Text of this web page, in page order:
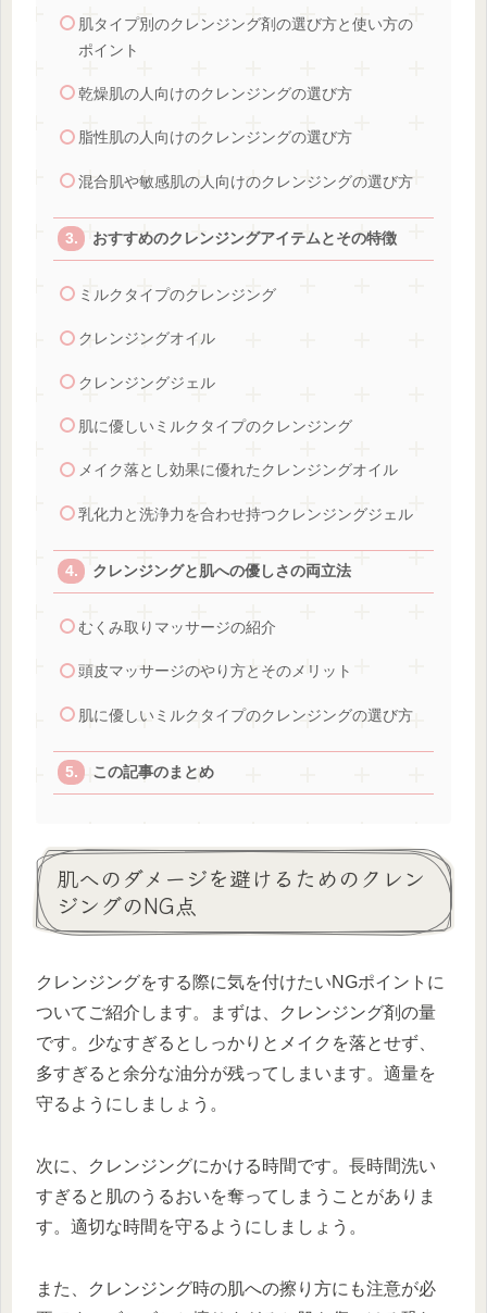
肌タイプ別のクレンジング剤の選び方と使い方の
ポイント
乾燥肌の人向けのクレンジングの選び方
脂性肌の人向けのクレンジングの選び方
混合肌や敏感肌の人向けのクレンジングの選び方
おすすめのクレンジングアイテムとその特徴
ミルクタイプのクレンジング
クレンジングオイル
クレンジングジェル
肌に優しいミルクタイプのクレンジング
メイク落とし効果に優れたクレンジングオイル
乳化力と洗浄力を合わせ持つクレンジングジェル
クレンジングと肌への優しさの両立法
むくみ取りマッサージの紹介
頭皮マッサージのやり方とそのメリット
肌に優しいミルクタイプのクレンジングの選び方
この記事のまとめ
肌へのダメージを避けるためのクレン
ジングのNG点
クレンジングをする際に気を付けたいNGポイントに
ついてご紹介します。まずは、クレンジング剤の量
です。少なすぎるとしっかりとメイクを落とせず、
多すぎると余分な油分が残ってしまいます。適量を
守るようにしましょう。
次に、クレンジングにかける時間です。長時間洗い
すぎると肌のうるおいを奪ってしまうことがありま
す。適切な時間を守るようにしましょう。
また、クレンジング時の肌への擦り方にも注意が必